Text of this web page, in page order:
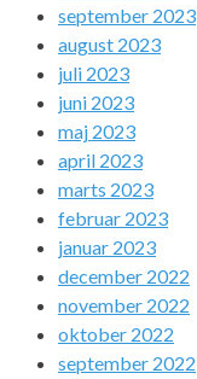
september 2023
august 2023
juli 2023
juni 2023
maj 2023
april 2023
marts 2023
februar 2023
januar 2023
december 2022
november 2022
oktober 2022
september 2022